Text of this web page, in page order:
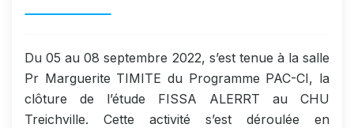
Du 05 au 08 septembre 2022, s’est tenue à la salle
Pr Marguerite TIMITE du Programme PAC-CI, la
clôture de l’étude FISSA ALERRT au CHU
Treichville. Cette activité s’est déroulée en